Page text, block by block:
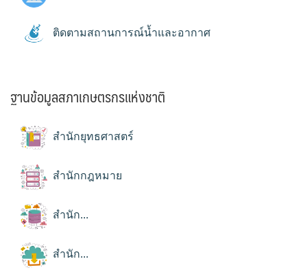
ติดตามสถานการณ์น้ำและอากาศ
ฐานข้อมูลสภาเกษตรกรแห่งชาติ
สำนักยุทธศาสตร์
สำนักกฎหมาย
สำนัก...
สำนัก...